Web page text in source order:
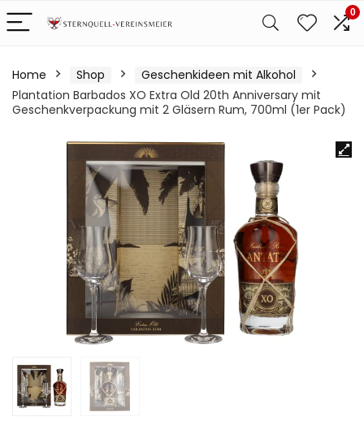
0
Home Shop
Geschenkideen mit Alkohol
Plantation Barbados XO Extra Old 20th Anniversary mit
Geschenkverpackung mit 2 Gläsern Rum, 700ml (1er Pack)